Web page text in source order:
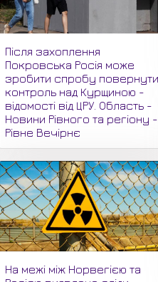
Після захоплення
Покровська Росія може
зробити спробу повернути
контроль над Курщиною -
відомості від ЦРУ. Область -
Новини Рівного та регіону --
Рівне Вечірнє
На межі між Норвегією та